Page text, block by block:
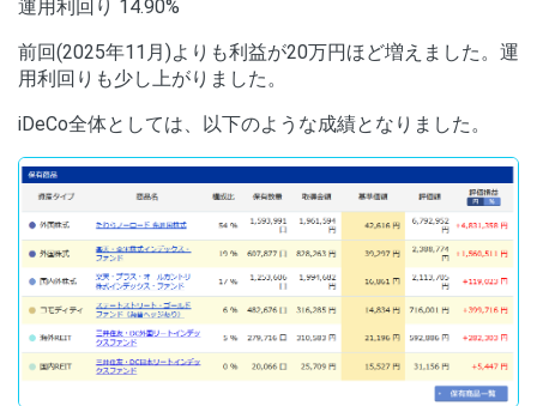
運用利回り 14.90%
前回(2025年11月)よりも利益が20万円ほど増えました。運
用利回りも少し上がりました。
iDeCo全体としては、以下のような成績となりました。